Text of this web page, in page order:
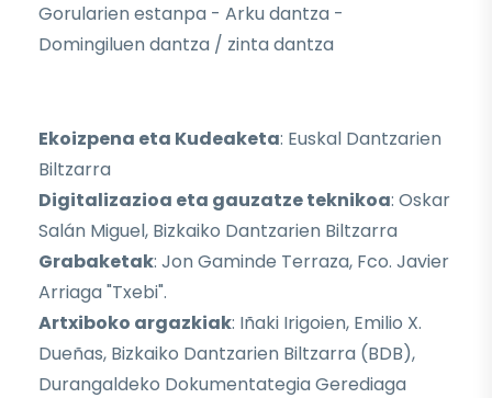
Gorularien estanpa - Arku dantza -
Domingiluen dantza / zinta dantza
Ekoizpena eta Kudeaketa: Euskal Dantzarien
Biltzarra
Digitalizazioa eta gauzatze teknikoa: Oskar
Salán Miguel, Bizkaiko Dantzarien Biltzarra
Grabaketak: Jon Gaminde Terraza, Fco. Javier
Arriaga "Txebi".
Artxiboko argazkiak: Iñaki Irigoien, Emilio X.
Dueñas, Bizkaiko Dantzarien Biltzarra (BDB),
Durangaldeko Dokumentategia Gerediaga